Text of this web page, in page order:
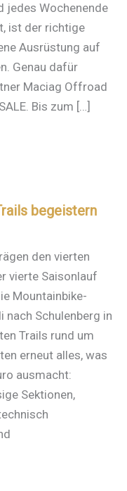
jedes Wochenende
ist der richtige
Ausrüstung auf
Genau dafür
Maciag Offroad
Bis zum […]
begeistern
den vierten
vierte Saisonlauf
Mountainbike-
nach Schulenberg in
Trails rund um
erneut alles, was
ausmacht:
Sektionen,